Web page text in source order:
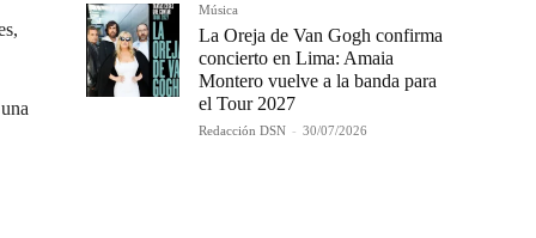
Música
La Oreja de Van Gogh confirma
concierto en Lima: Amaia
Montero vuelve a la banda para
el Tour 2027
Redacción DSN - 30/07/2026